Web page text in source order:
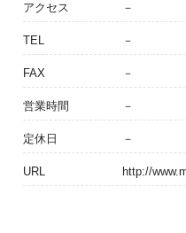
アクセス －
TEL －
FAX －
営業時間 －
定休日 －
URL http://